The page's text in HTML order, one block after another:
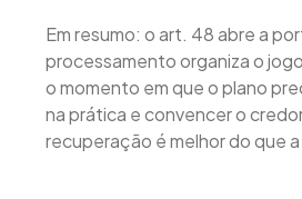
Em resumo: o art. 48 abre a
processamento organiza o
o momento em que o plano
na prática e convencer o
recuperação é melhor do que